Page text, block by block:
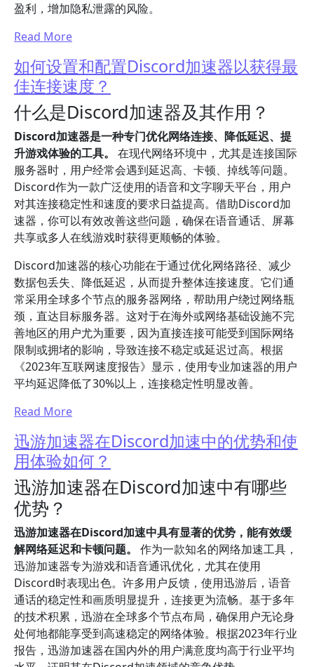
盈利，增加隐私泄露的风险。
Read More
如何设置和配置Discord加速器以获得最
佳连接速度？
什么是Discord加速器及其作用？
Discord加速器是一种专门优化网络连接、降低延迟、提
升游戏体验的工具。
在现代网络环境中，尤其是连接国际
服务器时，用户经常会遇到延迟高、卡顿、掉线等问题。
Discord作为一款广泛使用的语音和文字聊天平台，用户
对其连接稳定性和速度的要求日益提高。借助Discord加
速器，你可以有效改善这些问题，确保在语音通话、屏幕
共享或多人在线游戏时获得更顺畅的体验。
Discord加速器的核心功能在于通过优化网络路径、减少
数据包丢失、降低延迟，从而提升整体连接速度。它们通
常采用全球多个节点的服务器网络，帮助用户绕过网络瓶
颈，直达目标服务器。这对于在海外或网络基础设施不完
善地区的用户尤为重要，因为直接连接可能受到国际网络
限制或拥堵的影响，导致连接不稳定或延迟过高。根据
《2023年互联网速度报告》显示，使用专业加速器的用户
平均延迟降低了30%以上，连接稳定性明显改善。
Read More
迅游加速器在Discord加速中的优势和使
用体验如何？
迅游加速器在Discord加速中有哪些
优势？
迅游加速器在Discord加速中具有显著的优势，能有效缓
解网络延迟和卡顿问题。
作为一款知名的网络加速工具，
迅游加速器专为游戏和语音通讯优化，尤其在使用
Discord时表现出色。许多用户反馈，使用迅游后，语音
通话的稳定性和画质明显提升，连接更为流畅。基于多年
的技术积累，迅游在全球多个节点布局，确保用户无论身
处何地都能享受到高速稳定的网络体验。根据2023年行业
报告，迅游加速器在国内外的用户满意度均高于行业平均